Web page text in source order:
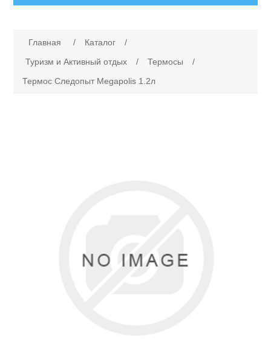
Каталог
Главная / Каталог
/
Туризм и Активный отдых
/ Термосы
/
Термос Следопыт Megapolis 1.2л